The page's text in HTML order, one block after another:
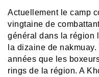
Actuellement le camp
vingtaine de
général dans la région
la dizaine de
années que les
rings de la région. A